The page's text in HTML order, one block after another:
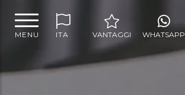
MENU ITA VANTAGGI
MIGLIOR PREZZO E
TARIFFE ESCLUSIVE
WHATSAPP